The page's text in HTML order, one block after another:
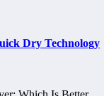
Dry Technology